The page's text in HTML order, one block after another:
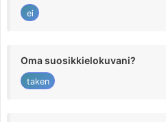
ei
Oma suosikkielokuvani?
taken